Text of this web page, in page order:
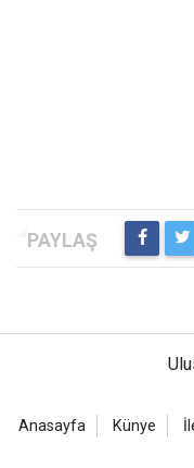
Anasayfa Künye